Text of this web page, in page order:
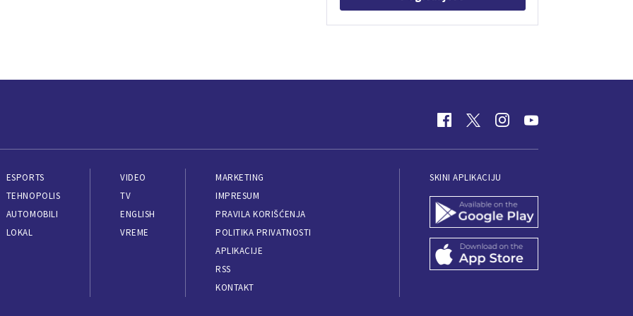
ESPORTS
TEHNOPOLIS
AUTOMOBILI
LOKAL
VIDEO
TV
ENGLISH
VREME
MARKETING
IMPRESUM
PRAVILA KORIŠĆENJA
POLITIKA PRIVATNOSTI
APLIKACIJE
RSS
KONTAKT
SKINI APLIKACIJU